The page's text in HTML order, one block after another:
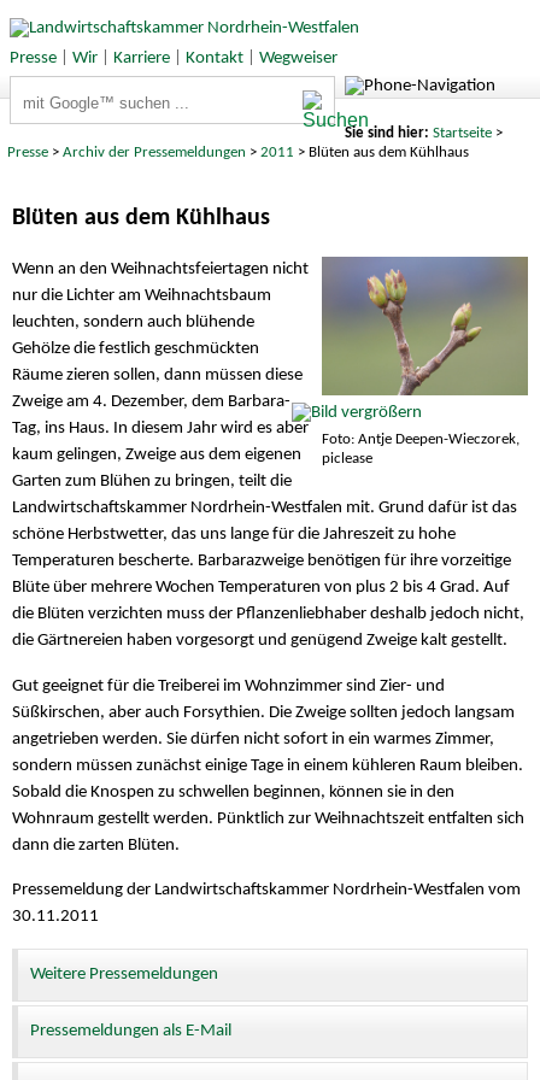
Presse| Wir| Karriere| Kontakt| Wegweiser
Sie sind hier: Startseite>
Presse >Archiv der Pressemeldungen > 2011 > Blüten aus dem Kühlhaus
Blüten aus dem Kühlhaus
Foto: Antje Deepen-Wieczorek,
piclease
Wenn an den Weihnachtsfeiertagen nicht
nur die Lichter am Weihnachtsbaum
leuchten, sondern auch blühende
Gehölze die festlich geschmückten
Räume zieren sollen, dann müssen diese
Zweige am 4. Dezember, dem Barbara-
Tag, ins Haus. In diesem Jahr wird es aber
kaum gelingen, Zweige aus dem eigenen
Garten zum Blühen zu bringen, teilt die
Landwirtschaftskammer Nordrhein-Westfalen mit. Grund dafür ist das
schöne Herbstwetter, das uns lange für die Jahreszeit zu hohe
Temperaturen bescherte. Barbarazweige benötigen für ihre vorzeitige
Blüte über mehrere Wochen Temperaturen von plus 2 bis 4 Grad. Auf
die Blüten verzichten muss der Pflanzenliebhaber deshalb jedoch nicht,
die Gärtnereien haben vorgesorgt und genügend Zweige kalt gestellt.
Gut geeignet für die Treiberei im Wohnzimmer sind Zier- und
Süßkirschen, aber auch Forsythien. Die Zweige sollten jedoch langsam
angetrieben werden. Sie dürfen nicht sofort in ein warmes Zimmer,
sondern müssen zunächst einige Tage in einem kühleren Raum bleiben.
Sobald die Knospen zu schwellen beginnen, können sie in den
Wohnraum gestellt werden. Pünktlich zur Weihnachtszeit entfalten sich
dann die zarten Blüten.
Pressemeldung der Landwirtschaftskammer Nordrhein-Westfalen vom
30.11.2011
Weitere Pressemeldungen
Pressemeldungen als E-Mail